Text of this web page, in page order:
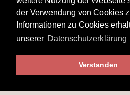
der Verwendung von Cookies
Informationen zu Cookies
unserer Datenschutzerklärung
Verstanden
© 2025www.hobby-